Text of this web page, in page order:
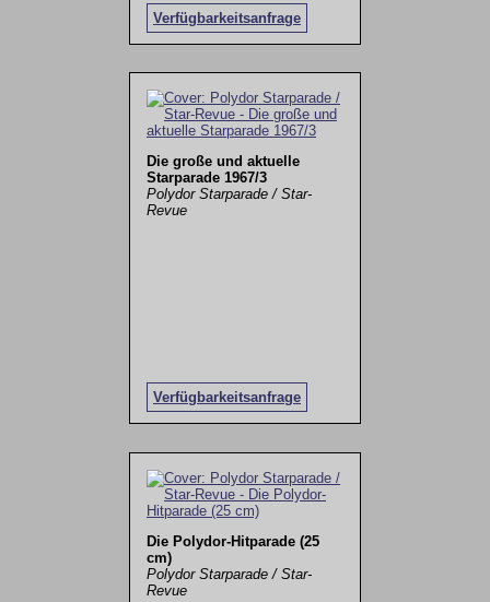
Verfügbarkeitsanfrage
Die große und aktuelle
Starparade 1967/3
Polydor Starparade / Star-
Revue
Verfügbarkeitsanfrage
Die Polydor-Hitparade (25
cm)
Polydor Starparade / Star-
Revue